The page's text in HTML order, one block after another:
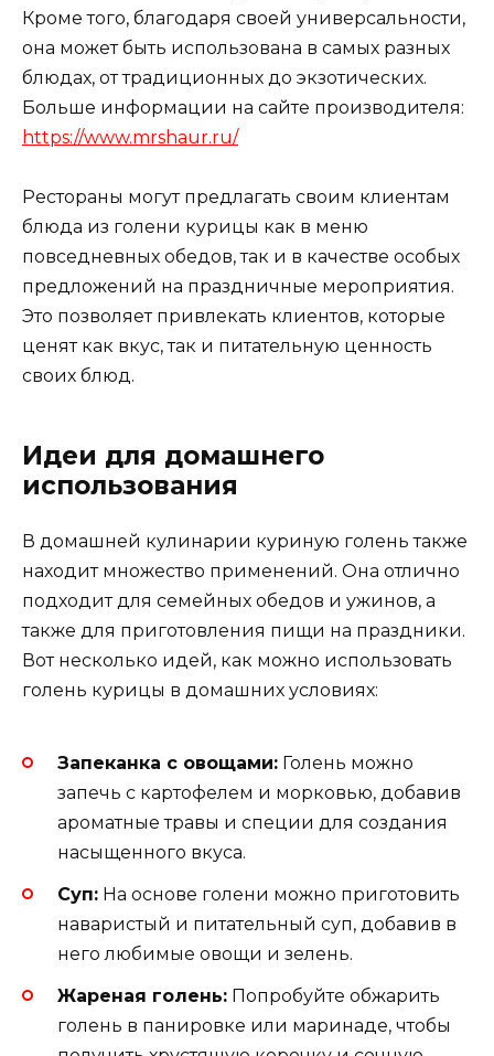
Кроме того, благодаря своей универсальности,
она может быть использована в самых разных
блюдах, от традиционных до экзотических.
Больше информации на сайте производителя:
https://www.mrshaur.ru/
Рестораны могут предлагать своим клиентам
блюда из голени курицы как в меню
повседневных обедов, так и в качестве особых
предложений на праздничные мероприятия.
Это позволяет привлекать клиентов, которые
ценят как вкус, так и питательную ценность
своих блюд.
Идеи для домашнего
использования
В домашней кулинарии куриную голень также
находит множество применений. Она отлично
подходит для семейных обедов и ужинов, а
также для приготовления пищи на праздники.
Вот несколько идей, как можно использовать
голень курицы в домашних условиях:
Запеканка с овощами: Голень можно
запечь с картофелем и морковью, добавив
ароматные травы и специи для создания
насыщенного вкуса.
Суп: На основе голени можно приготовить
наваристый и питательный суп, добавив в
него любимые овощи и зелень.
Жареная голень: Попробуйте обжарить
голень в панировке или маринаде, чтобы